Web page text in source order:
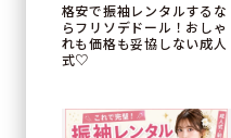
格安で振袖レンタルするな
らフリソデドール！おしゃ
れも価格も妥協しない成人
式♡